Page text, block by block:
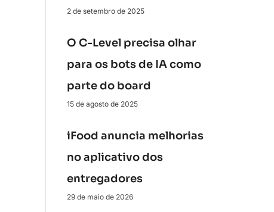
2 de setembro de 2025
O C-Level precisa olhar
para os bots de IA como
parte do board
15 de agosto de 2025
iFood anuncia melhorias
no aplicativo dos
entregadores
29 de maio de 2026